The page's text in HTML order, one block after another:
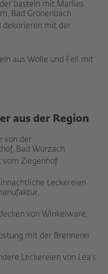
basteln mit Marlies
Bad Grönenbach
dekorieren mit der
aus Wolle und Fell mit
aus der Region
von der
Bad Wurzach
vom Ziegenhof
Leckereien
von Winkelware,
mit der Brennerei
Leckereien von Lea's